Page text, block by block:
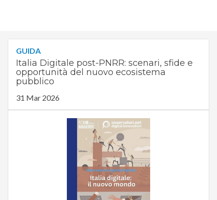
GUIDA
Italia Digitale post-PNRR: scenari, sfide e
opportunità del nuovo ecosistema
pubblico
31 Mar 2026